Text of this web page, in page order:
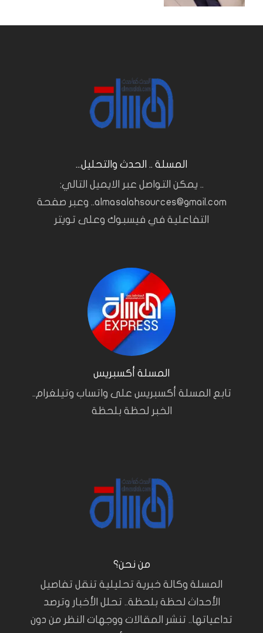
المسلة .. الحدث والتحليل...
.. يمكن التواصل عبر الايميل التالي:
almasalahsources@gmail.com.. وعبر صفحة
التفاعلية في فيسبوك وعلى تويتر
المسلة أكسبريس
تابع المسلة أكسبريس على واتساب وتيلغرام..
الخبر لحظة بلحظة
من نحن؟
المسلة وكالة خبرية تحليلية تنقل تفاصيل
الأحداث لحظة بلحظة.. تحلل الأخبار وترصد
تداعياتها.. تنشر المقالات ووجهات النظر من دون